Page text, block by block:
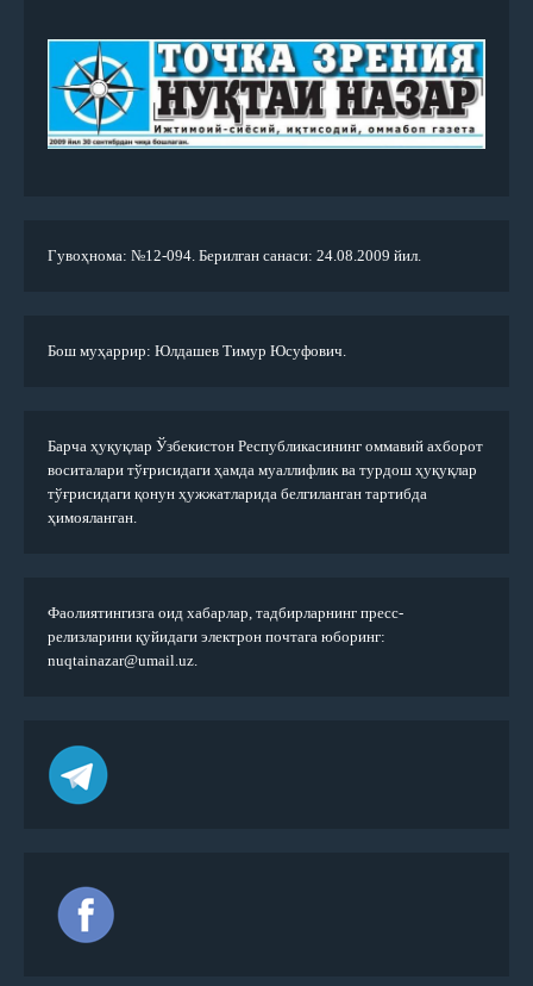
Гувоҳнома: №12-094. Берилган санаси: 24.08.2009 йил.
Бош муҳаррир: Юлдашев Тимур Юсуфович.
Барча ҳуқуқлар Ўзбекистон Республикасининг оммавий ахборот
воситалари тўғрисидаги ҳамда муаллифлик ва турдош ҳуқуқлар
тўғрисидаги қонун ҳужжатларида белгиланган тартибда
ҳимояланган.
Фаолиятингизга оид хабарлар, тадбирларнинг пресс-
релизларини қуйидаги электрон почтага юборинг:
nuqtainazar@umail.uz.